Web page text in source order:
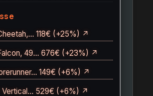
118€ (+25%) ↗
49… 676€ (+23%) ↗
149€ (+6%) ↗
Vertical… 529€ (+6%) ↗